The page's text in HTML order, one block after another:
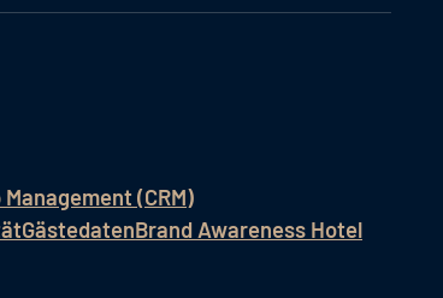
(CRM)
GästedatenBrand Awareness Hotel